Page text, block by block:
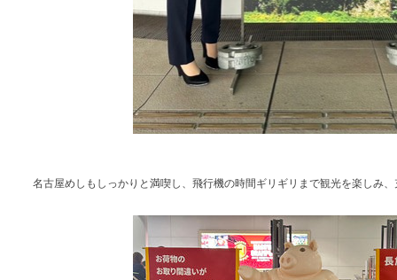
名古屋めしもしっかりと満喫し、飛行機の時間ギリギリまで観光を楽しみ